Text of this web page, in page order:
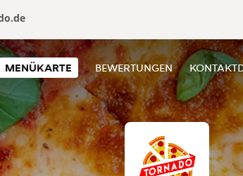
MENÜKARTE BEWERTUNGEN